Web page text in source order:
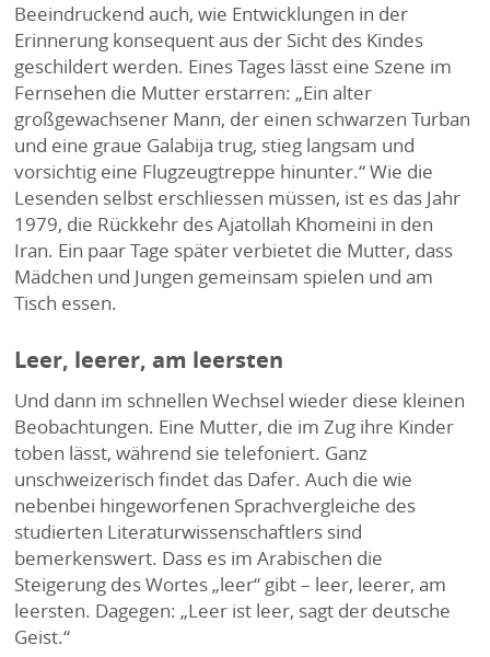
Beeindruckend auch, wie Entwicklungen in der
Erinnerung konsequent aus der Sicht des Kindes
geschildert werden. Eines Tages lässt eine Szene im
Fernsehen die Mutter erstarren: „Ein alter
großgewachsener Mann, der einen schwarzen Turban
und eine graue Galabija trug, stieg langsam und
vorsichtig eine Flugzeugtreppe hinunter.“ Wie die
Lesenden selbst erschliessen müssen, ist es das Jahr
1979, die Rückkehr des Ajatollah Khomeini in den
Iran. Ein paar Tage später verbietet die Mutter, dass
Mädchen und Jungen gemeinsam spielen und am
Tisch essen.
Leer, leerer, am leersten
Und dann im schnellen Wechsel wieder diese kleinen
Beobachtungen. Eine Mutter, die im Zug ihre Kinder
toben lässt, während sie telefoniert. Ganz
unschweizerisch findet das Dafer. Auch die wie
nebenbei hingeworfenen Sprachvergleiche des
studierten Literaturwissenschaftlers sind
bemerkenswert. Dass es im Arabischen die
Steigerung des Wortes „leer“ gibt – leer, leerer, am
leersten. Dagegen: „Leer ist leer, sagt der deutsche
Geist.“